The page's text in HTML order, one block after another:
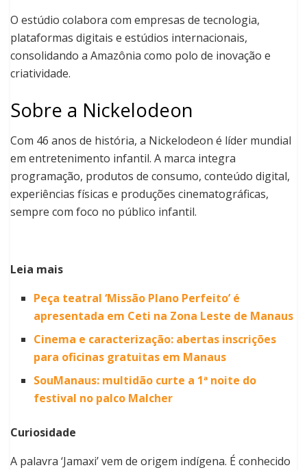
O estúdio colabora com empresas de tecnologia,
plataformas digitais e estúdios internacionais,
consolidando a Amazônia como polo de inovação e
criatividade.
Sobre a Nickelodeon
Com 46 anos de história, a Nickelodeon é líder mundial
em entretenimento infantil. A marca integra
programação, produtos de consumo, conteúdo digital,
experiências físicas e produções cinematográficas,
sempre com foco no público infantil.
Leia mais
Peça teatral ‘Missão Plano Perfeito’ é
apresentada em Ceti na Zona Leste de Manaus
Cinema e caracterização: abertas inscrições
para oficinas gratuitas em Manaus
SouManaus: multidão curte a 1ª noite do
festival no palco Malcher
Curiosidade
A palavra ‘Jamaxi’ vem de origem indígena. É conhecido